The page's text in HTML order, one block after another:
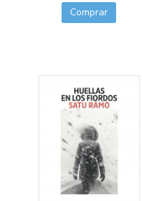
Comprar